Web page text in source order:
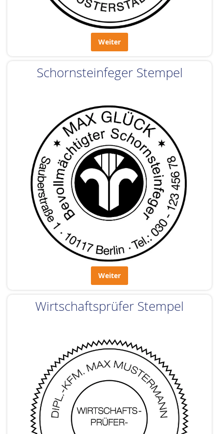
Weiter
Schornsteinfeger Stempel
Weiter
Wirtschaftsprüfer Stempel